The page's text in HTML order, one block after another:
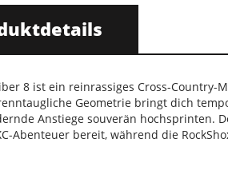
8 ist ein reinrassiges Cross-
Geometrie bringt dich
Anstiege souverän hochsprinten.
Abenteuer bereit, während die